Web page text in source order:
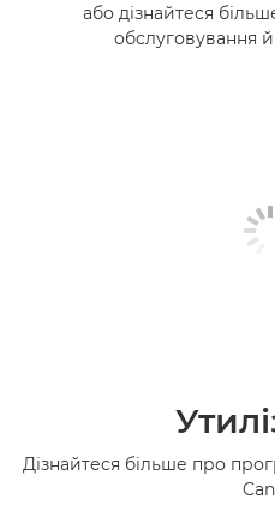
або дізнайтеся
обслуговування
Дізнайтеся більше про